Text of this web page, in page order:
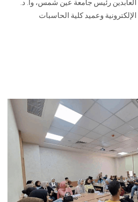
العابدين رئيس جامعة عين شمس، وأ. د.
وعميد كلية الحاسبات